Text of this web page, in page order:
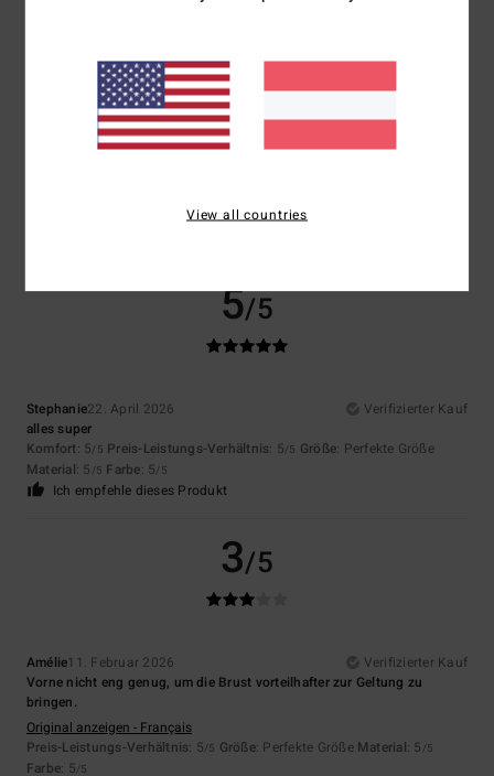
Größe
Zu klein Zu groß
Material
5.0
5/5
Stephanie22. April 2026
Verifizierter Kauf
alles super
Komfort: 5/5 Preis-Leistungs-Verhältnis: 5/5 Größe: Perfekte Größe
Material: 5 /5 Farbe: 5/5
Ich empfehle dieses Produkt
3/5
Amélie11. Februar 2026
Verifizierter Kauf
Vorne nicht eng genug, um die Brust vorteilhafter zur Geltung zu
bringen.
Original anzeigen - Français
Preis-Leistungs-Verhältnis: 5/5 Größe: Perfekte Größe Material: 5 /5
Farbe: 5/5
View all countries